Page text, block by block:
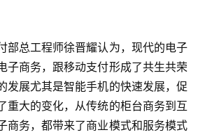
总工程师徐晋耀认为，现代的电子
子商务，跟移动支付形成了共生共荣
发展尤其是智能手机的快速发展，促
重大的变化，从传统的柜台商务到互
商务，都带来了商业模式和服务模式